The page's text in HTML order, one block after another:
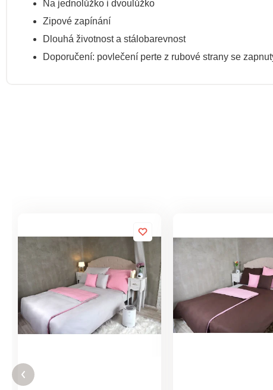
Na jednolůžko i dvoulůžko
Zipové zapínání
Dlouhá životnost a stálobarevnost
Doporučení: povlečení perte z rubové strany se